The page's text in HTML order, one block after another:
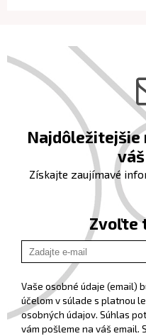
Najdôležitejšie
Získajte zaujímavé
Zvoľte
Vaše osobné údaje (email)
účelom v súlade s platnou
osobných údajov. Súhlas
vám pošleme na váš email.